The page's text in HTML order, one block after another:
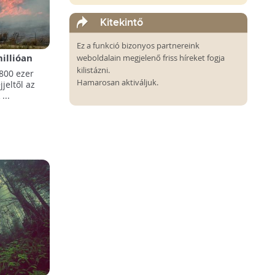
ezer
az
Kitekintő
Ez a funkció bizonyos partnereink
weboldalain megjelenő friss híreket fogja
kilistázni.
Hamarosan aktiváljuk.